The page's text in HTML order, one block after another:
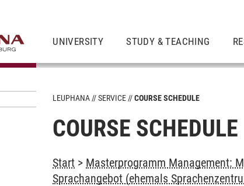
UNIVERSITY STUDY & TEACHING
LEUPHANA SERVICE COURSE SCHEDULE
COURSE SCHEDULE
Start > Masterprogramm Management:
Sprachangebot (ehemals